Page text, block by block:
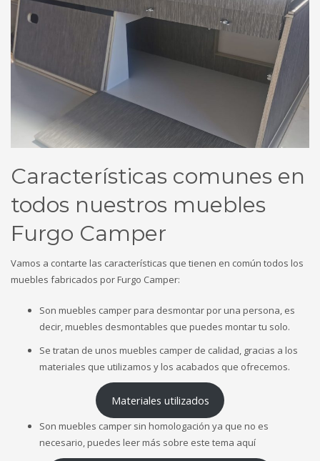
Características comunes en
todos nuestros muebles
Furgo Camper
Vamos a contarte las características que tienen en común todos los
muebles fabricados por Furgo Camper:
Son muebles camper para desmontar por una persona, es
decir, muebles desmontables que puedes montar tu solo.
Se tratan de unos muebles camper de calidad, gracias a los
materiales que utilizamos y los acabados que ofrecemos.
Materiales utilizados
Son muebles camper sin homologación ya que no es
necesario, puedes leer más sobre este tema aquí